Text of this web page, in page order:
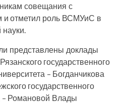
совещания с
и отметил роль ВСМУиС в
представлены доклады
государственного
– Богданчикова
государственного
– Романовой Влады